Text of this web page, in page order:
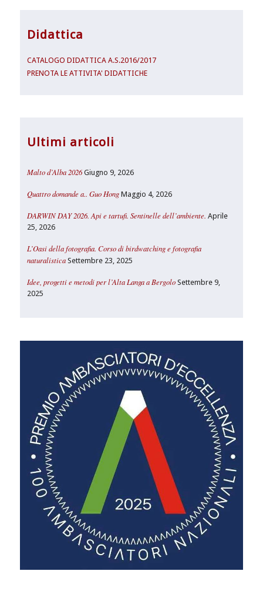
Didattica
CATALOGO DIDATTICA A.S.2016/2017
PRENOTA LE ATTIVITA' DIDATTICHE
Ultimi articoli
Malto d’Alba 2026 Giugno 9, 2026
Quattro domande a.. Guo Hong Maggio 4, 2026
DARWIN DAY 2026. Api e tartufi. Sentinelle dell’ambiente. Aprile
25, 2026
L’Oasi della fotografia. Corso di birdwatching e fotografia
naturalistica Settembre 23, 2025
Idee, progetti e metodi per l’Alta Langa a Bergolo Settembre 9,
2025